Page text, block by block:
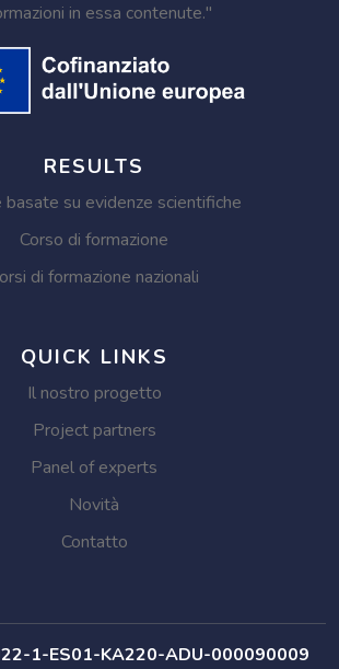
in essa contenute."
RESULTS
basate su evidenze scientifiche
Corso di formazione
di formazione nazionali
QUICK LINKS
Il nostro progetto
Project partners
Panel of experts
Novità
Contatto
1-ES01-KA220-ADU-000090009